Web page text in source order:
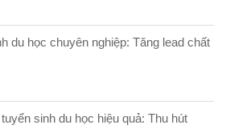
du học chuyên nghiệp: Tăng lead chất
sinh du học hiệu quả: Thu hút